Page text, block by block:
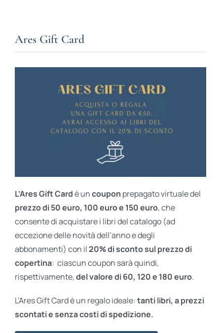
Ares Gift Card
L’Ares Gift Cardè uncoupon prepagato virtuale del
prezzo di 50 euro, 100 euro e 150 euro, che
consente di acquistare i libri del catalogo (ad
eccezione delle novità dell’anno e degli
abbonamenti) con il20% di sconto sul prezzo di
copertina: ciascun coupon sarà quindi,
rispettivamente,del valore di 60, 120 e 180 euro.
L’Ares Gift Card è un regalo ideale: tanti libri, a prezzi
scontati esenza costi di spedizione.